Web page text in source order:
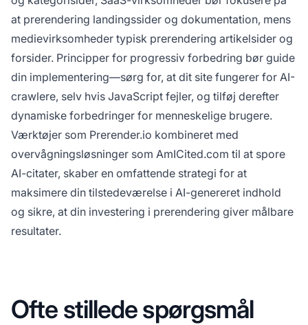
at prerendering landingssider og dokumentation, mens
medievirksomheder typisk prerendering artikelsider og
forsider. Principper for progressiv forbedring bør guide
din implementering—sørg for, at dit site fungerer for AI-
crawlere, selv hvis JavaScript fejler, og tilføj derefter
dynamiske forbedringer for menneskelige brugere.
Værktøjer som Prerender.io kombineret med
overvågningsløsninger som AmICited.com til at spore
AI-citater, skaber en omfattende strategi for at
maksimere din tilstedeværelse i AI-genereret indhold
og sikre, at din investering i prerendering giver målbare
resultater.
Ofte stillede spørgsmål